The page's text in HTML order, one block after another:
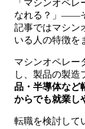
「マシンオペ
なれる？」――
記事ではマシン
いる人の特徴を
マシンオペレー
し、製品の製造
品・半導体など
からでも就業し
転職を検討して